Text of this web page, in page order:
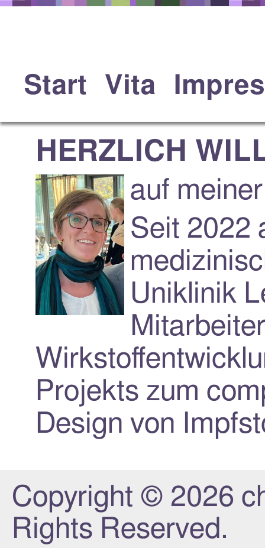
Start Vita
HERZLICH
auf
Seit 2022
Uniklinik
Projekts zum
Design von
Copyright © 2026
Rights Reserved.